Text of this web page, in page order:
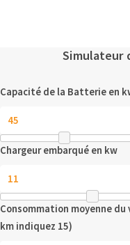
Simulateur
Capacité de la Batterie en
Chargeur embarqué en kw
Consommation moyenne
km indiquez 15)